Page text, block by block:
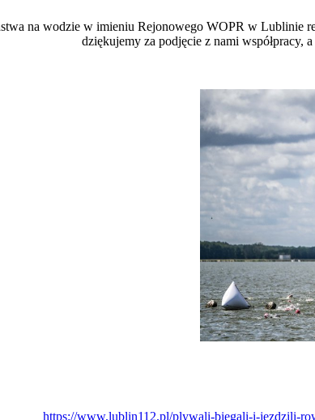
na wodzie w imieniu Rejonowego WOPR w Lublinie
dziękujemy za podjęcie z nami współpracy,
https://www.lublin112.pl/plywali-biegali-i-jezdzili-